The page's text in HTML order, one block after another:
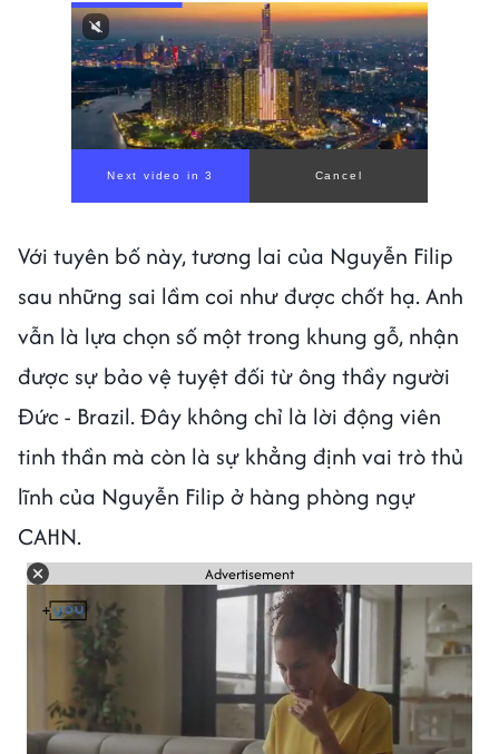
Next video in 1 Cancel
Với tuyên bố này, tương lai của Nguyễn Filip
sau những sai lầm coi như được chốt hạ. Anh
vẫn là lựa chọn số một trong khung gỗ, nhận
được sự bảo vệ tuyệt đối từ ông thầy người
Đức - Brazil. Đây không chỉ là lời động viên
tinh thần mà còn là sự khẳng định vai trò thủ
lĩnh của Nguyễn Filip ở hàng phòng ngự
CAHN.
Advertisement